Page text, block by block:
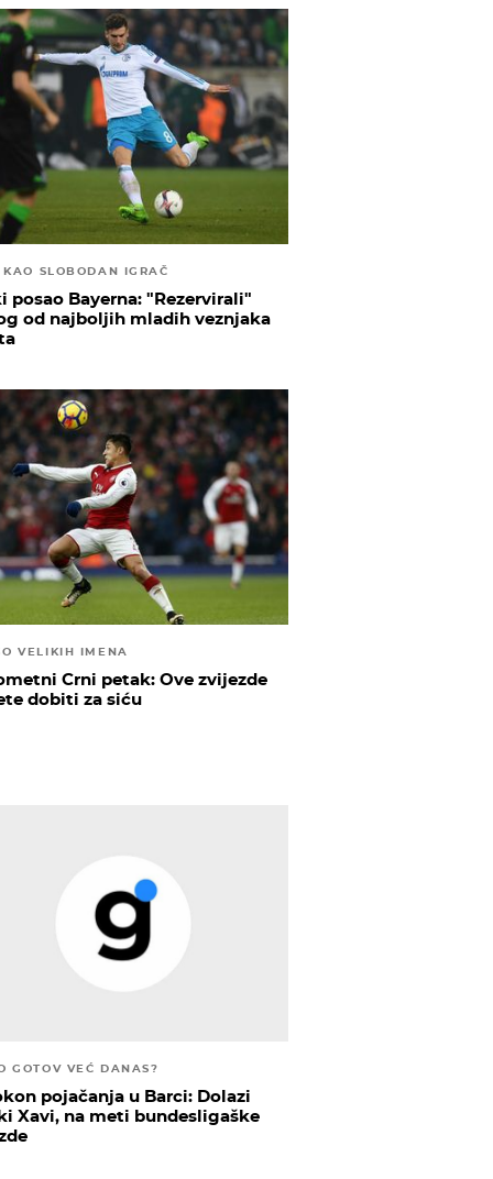
KAO SLOBODAN IGRAČ
posao Bayerna: "Rezervirali"
od najboljih mladih veznjaka
VELIKIH IMENA
Crni petak: Ove zvijezde
dobiti za siću
GOTOV VEĆ DANAS?
pojačanja u Barci: Dolazi
Xavi, na meti bundesligaške